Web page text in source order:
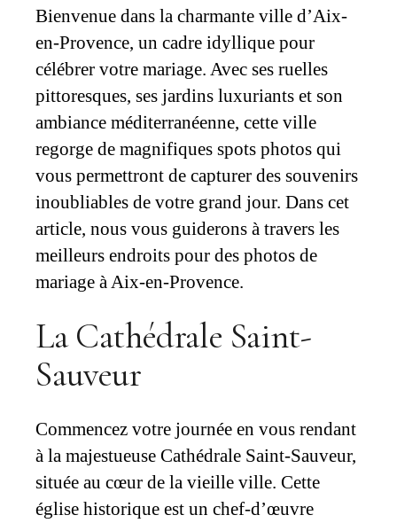
Bienvenue dans la charmante ville d’Aix-
en-Provence, un cadre idyllique pour
célébrer votre mariage. Avec ses ruelles
pittoresques, ses jardins luxuriants et son
ambiance méditerranéenne, cette ville
regorge de magnifiques spots photos qui
vous permettront de capturer des souvenirs
inoubliables de votre grand jour. Dans cet
article, nous vous guiderons à travers les
meilleurs endroits pour des photos de
mariage à Aix-en-Provence.
La Cathédrale Saint-
Sauveur
Commencez votre journée en vous rendant
à la majestueuse Cathédrale Saint-Sauveur,
située au cœur de la vieille ville. Cette
église historique est un chef-d’œuvre